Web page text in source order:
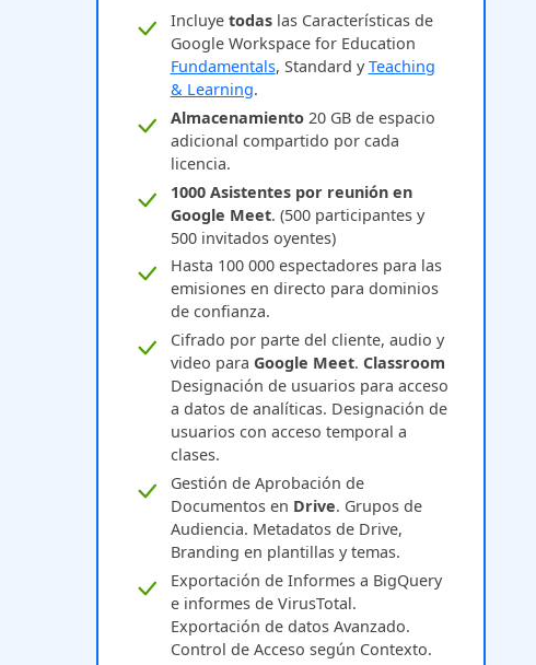
Incluye todaslas Características de
Google Workspace for Education
Fundamentals, Standard yTeaching
& Learning.
Almacenamiento20 GB de espacio
adicional compartido por cada
licencia.
1000 Asistentes por reunión en
Google Meet. (500 participantes y
500 invitados oyentes)
Hasta 100 000 espectadores para las
emisiones en directo para dominios
de confianza.
Cifrado por parte del cliente, audio y
video para Google Meet. Classroom
Designación de usuarios para acceso
a datos de analíticas. Designación de
usuarios con acceso temporal a
clases.
Gestión de Aprobación de
Documentos en Drive. Grupos de
Audiencia. Metadatos de Drive,
Branding en plantillas y temas.
Exportación de Informes a BigQuery
e informes de VirusTotal.
Exportación de datos Avanzado.
Control de Acceso según Contexto.